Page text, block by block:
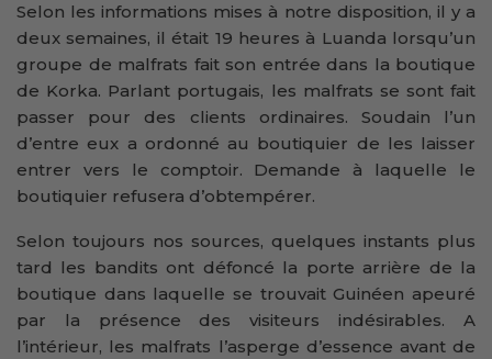
Selon les informations mises à notre disposition, il y a
deux semaines, il était 19 heures à Luanda lorsqu’un
groupe de malfrats fait son entrée dans la boutique
de Korka. Parlant portugais, les malfrats se sont fait
passer pour des clients ordinaires. Soudain l’un
d’entre eux a ordonné au boutiquier de les laisser
entrer vers le comptoir. Demande à laquelle le
boutiquier refusera d’obtempérer.
Selon toujours nos sources, quelques instants plus
tard les bandits ont défoncé la porte arrière de la
boutique dans laquelle se trouvait Guinéen apeuré
par la présence des visiteurs indésirables. A
l’intérieur, les malfrats l’asperge d’essence avant de